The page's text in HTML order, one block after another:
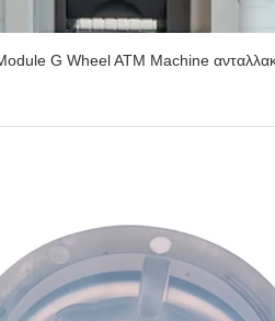
G Wheel ATM Machine